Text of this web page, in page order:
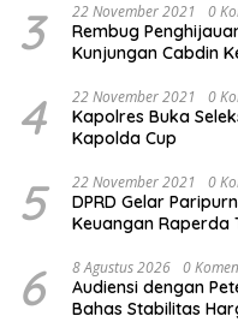
3 22 November 2021 0
Rembug
Kunjungan Cabdin
4 22 November 2021 0
Kapolres Buka
Kapolda Cup
5 22 November 2021 0
DPRD Gelar
Keuangan Raperda
6 8 Agustus 2026 0
Audiensi dengan
Bahas Stabilitas